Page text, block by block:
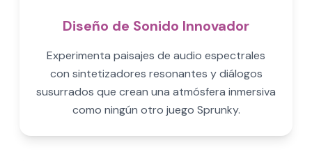
Diseño de Sonido Innovador
Experimenta paisajes de audio espectrales
con sintetizadores resonantes y diálogos
susurrados que crean una atmósfera inmersiva
como ningún otro juego Sprunky.